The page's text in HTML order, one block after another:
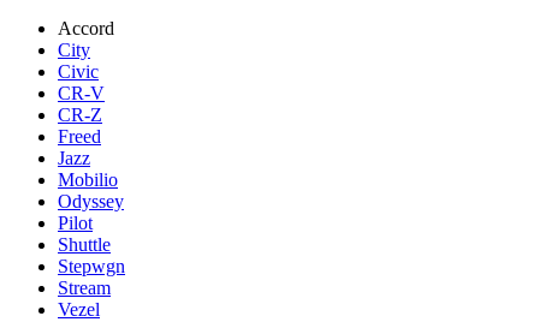
Accord
City
Civic
CR-V
CR-Z
Freed
Jazz
Mobilio
Odyssey
Pilot
Shuttle
Stepwgn
Stream
Vezel